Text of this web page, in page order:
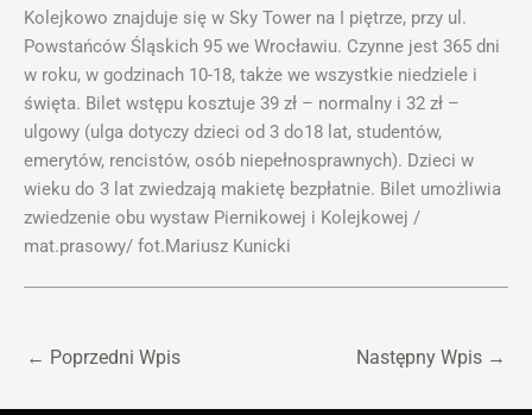
Kolejkowo znajduje się w Sky Tower na I piętrze, przy ul.
Powstańców Śląskich 95 we Wrocławiu. Czynne jest 365 dni
w roku, w godzinach 10-18, także we wszystkie niedziele i
święta. Bilet wstępu kosztuje 39 zł – normalny i 32 zł –
ulgowy (ulga dotyczy dzieci od 3 do18 lat, studentów,
emerytów, rencistów, osób niepełnosprawnych). Dzieci w
wieku do 3 lat zwiedzają makietę bezpłatnie. Bilet umożliwia
zwiedzenie obu wystaw Piernikowej i Kolejkowej /
mat.prasowy/ fot.Mariusz Kunicki
← Poprzedni Wpis Następny Wpis →